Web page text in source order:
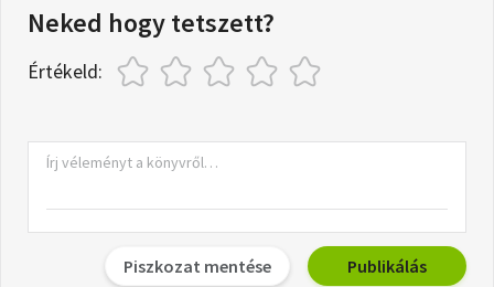
Neked hogy tetszett?
Értékeld:
Piszkozat mentése Publikálás